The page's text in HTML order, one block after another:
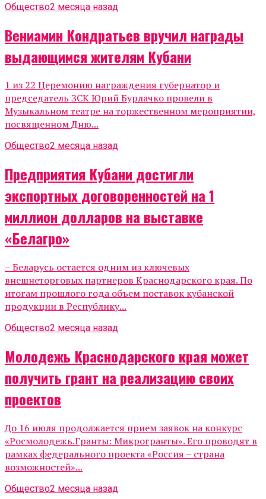
Общество2 месяца назад
Вениамин Кондратьев вручил награды
выдающимся жителям Кубани
1 из 22 Церемонию награждения губернатор и
председатель ЗСК Юрий Бурлачко провели в
Музыкальном театре на торжественном мероприятии,
посвященном Дню...
Общество2 месяца назад
Предприятия Кубани достигли
экспортных договоренностей на 1
миллион долларов на выставке
«Белагро»
– Беларусь остается одним из ключевых
внешнеторговых партнеров Краснодарского края. По
итогам прошлого года объем поставок кубанской
продукции в Республику...
Общество2 месяца назад
Молодежь Краснодарского края может
получить грант на реализацию своих
проектов
До 16 июля продолжается прием заявок на конкурс
«Росмолодежь.Гранты: Микрогранты». Его проводят в
рамках федерального проекта «Россия – страна
возможностей»...
Общество2 месяца назад